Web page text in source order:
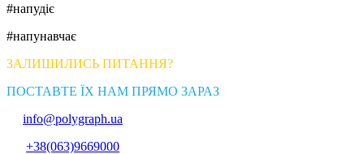
#напудіє
#напунавчає
ЗАЛИШИЛИСЬ ПИТАННЯ?
ПОСТАВТЕ ЇХ НАМ ПРЯМО ЗАРАЗ
info@polygraph.ua
+38(063)9669000